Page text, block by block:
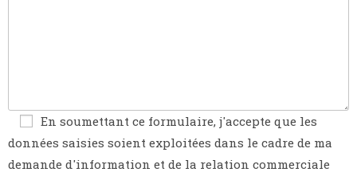
En soumettant ce formulaire, j'accepte que les
données saisies soient exploitées dans le cadre de ma
demande d'information et de la relation commerciale